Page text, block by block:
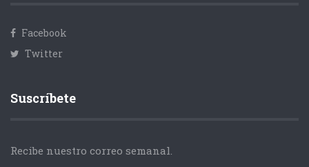
Facebook
Twitter
Suscríbete
Recibe nuestro correo semanal.